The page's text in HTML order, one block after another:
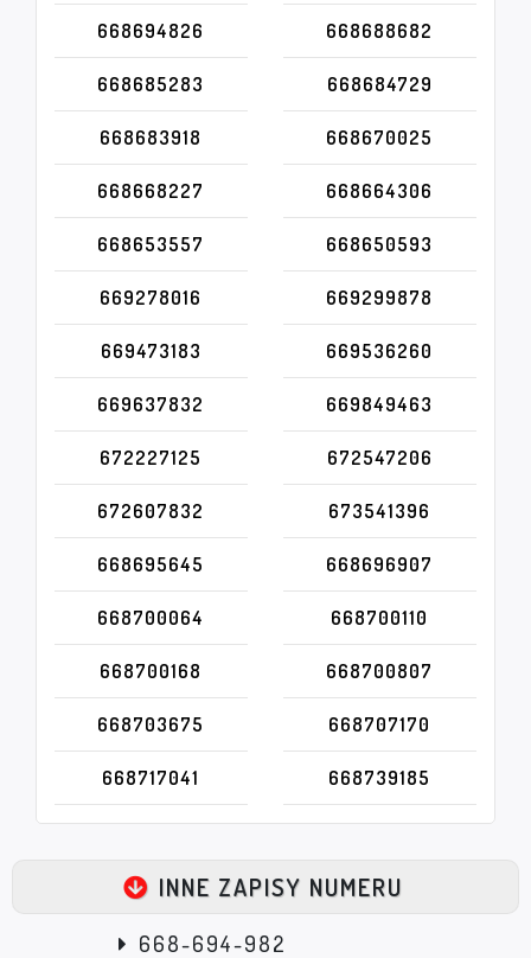
668694826 668688682
668685283 668684729
668683918 668670025
668668227 668664306
668653557 668650593
669278016 669299878
669473183 669536260
669637832 669849463
672227125 672547206
672607832 673541396
668695645 668696907
668700064 668700110
668700168 668700807
668703675 668707170
668717041 668739185
INNE ZAPISY NUMERU
668-694-982